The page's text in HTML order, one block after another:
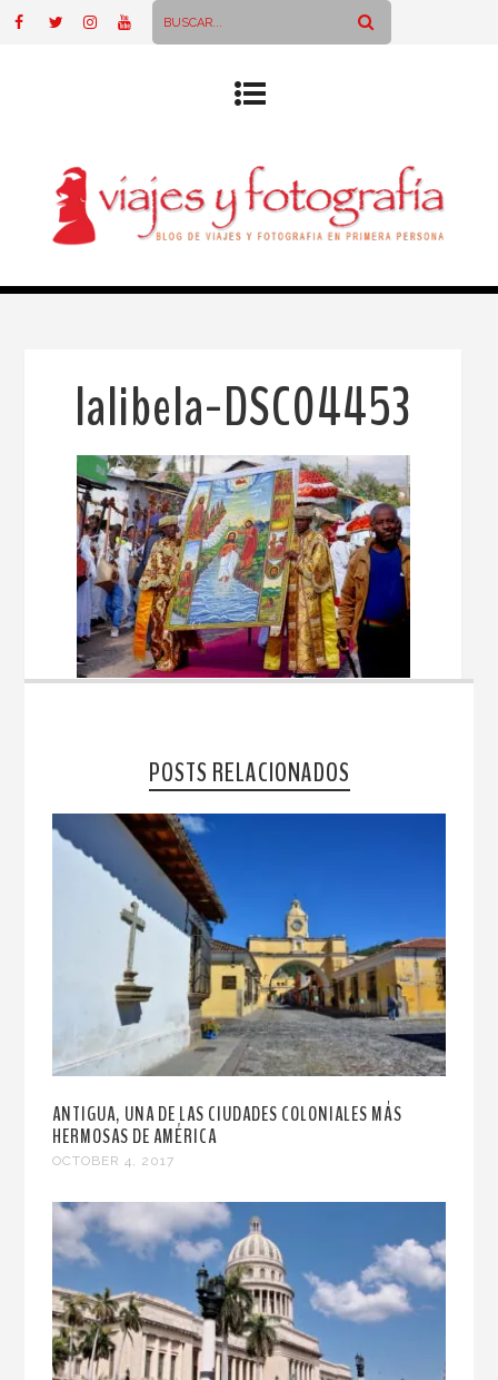
lalibela-DSC04453
POSTS RELACIONADOS
ANTIGUA, UNA DE LAS CIUDADES COLONIALES MÁS
HERMOSAS DE AMÉRICA
OCTOBER 4, 2017